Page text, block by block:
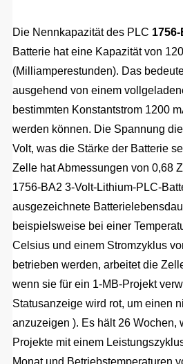
Die Nennkapazität des PLC
Batterie hat eine Kapazität von
(Milliamperestunden). Das
ausgehend von einem
bestimmten Konstantstrom 1200
werden können. Die Spannung
Volt, was die Stärke der Batterie
Zelle hat Abmessungen von 0,68
1756-BA2 3-Volt-Lithium-PLC-
ausgezeichnete
beispielsweise bei einer
Celsius und einem Stromzyklus
betrieben werden, arbeitet die
wenn sie für ein 1-MB-Projekt
Statusanzeige wird rot, um einen
anzuzeigen ). Es hält 26 Wochen,
Projekte mit einem
Monat und Betriebstemperaturen